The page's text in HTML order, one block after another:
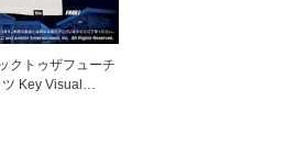
クトゥザフューチ
Key Visual